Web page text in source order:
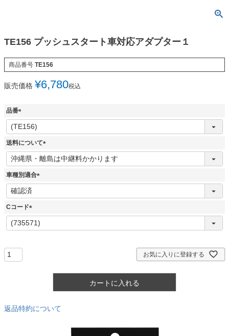
TE156 プッシュスタート車対応アダプター１
商品番号 TE156
販売価格 ¥6,780税込
品番
(
必
須
送料について
(
必
車種別適合
(
Cコード
(
必
お気に入りに登録する
カートに入れる
返品特約について